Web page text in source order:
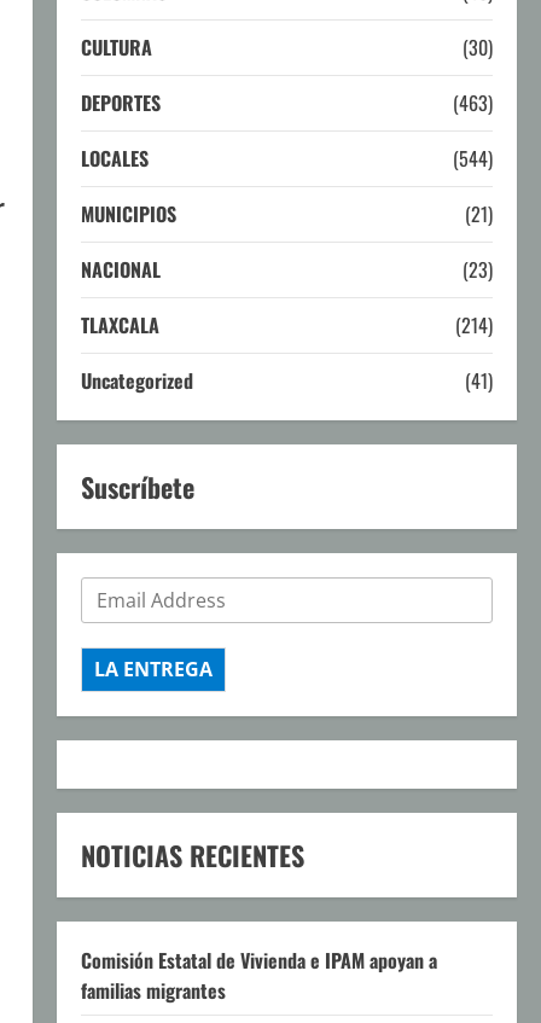
CULTURA
(30)
DEPORTES
(463)
LOCALES
(544)
MUNICIPIOS
(21)
NACIONAL
(23)
TLAXCALA
(214)
Uncategorized
(41)
Suscríbete
LA ENTREGA
NOTICIAS RECIENTES
Comisión Estatal de Vivienda e IPAM apoyan a
familias migrantes